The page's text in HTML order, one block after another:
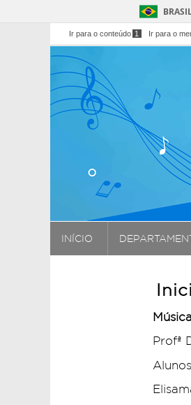
Ir para o conteúdo 1 Ir para o
INÍCIO
Profª